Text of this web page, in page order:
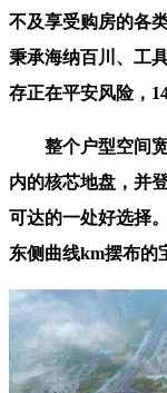
不及享受购房的各
秉承海纳百川、工
存正在平安风险，
整个户型空间宽
内的核芯地盘，并
可达的一处好选择
东侧曲线km摆布的